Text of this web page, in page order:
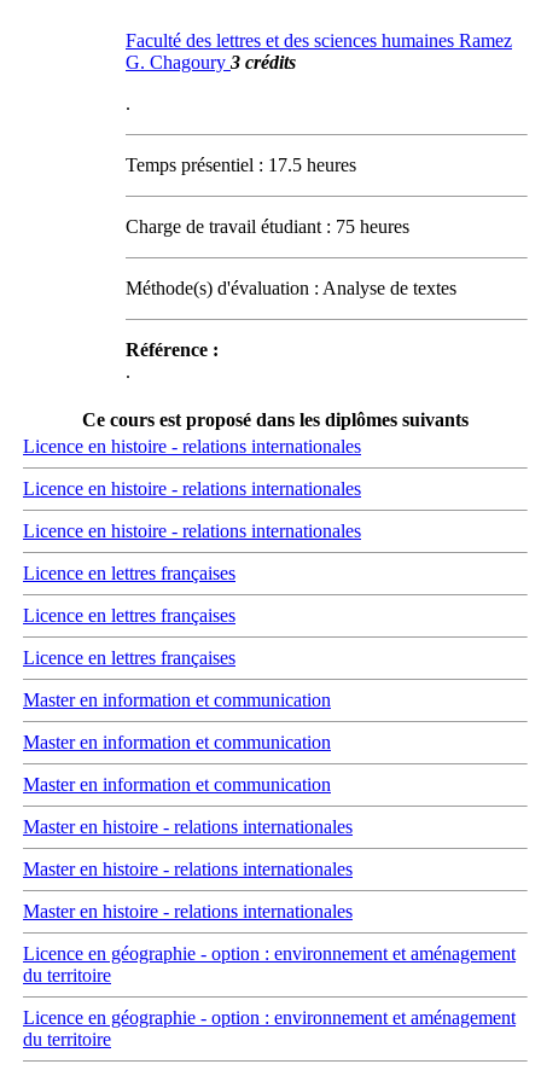
Faculté des lettres et des sciences humaines Ramez
G. Chagoury 3 crédits
.
Temps présentiel : 17.5 heures
Charge de travail étudiant : 75 heures
Méthode(s) d'évaluation : Analyse de textes
Référence :
.
Ce cours est proposé dans les diplômes suivants
Licence en histoire - relations internationales
Licence en histoire - relations internationales
Licence en histoire - relations internationales
Licence en lettres françaises
Licence en lettres françaises
Licence en lettres françaises
Master en information et communication
Master en information et communication
Master en information et communication
Master en histoire - relations internationales
Master en histoire - relations internationales
Master en histoire - relations internationales
Licence en géographie - option : environnement et aménagement
du territoire
Licence en géographie - option : environnement et aménagement
du territoire